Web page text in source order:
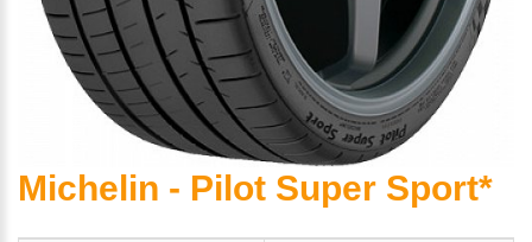
Michelin - Pilot Super Sport*